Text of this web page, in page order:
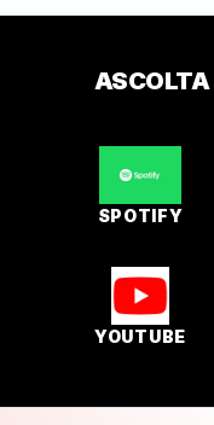
ASCOLTA
SPOTIFY
YOUTUBE